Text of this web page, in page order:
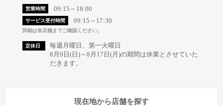
営業時間 09:15～18:00
サービス受付時間 09:15～17:30
詳細は各店舗までご確認ください。
定休日
毎週月曜日、第一火曜日
8月9日(日)～8月17日(月)の期間は休業とさせていた
だきます。
現在地から店舗を探す